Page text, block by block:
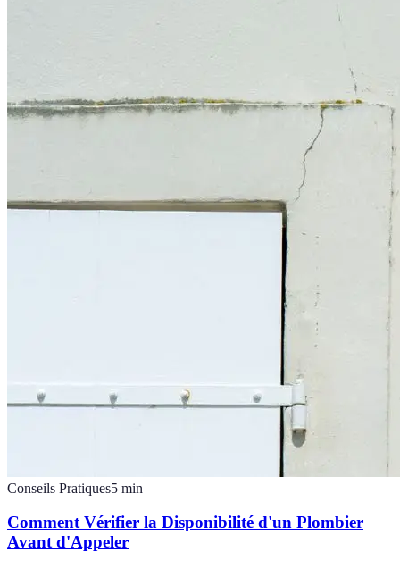
Conseils Pratiques5 min
Comment Vérifier la Disponibilité d'un Plombier
Avant d'Appeler